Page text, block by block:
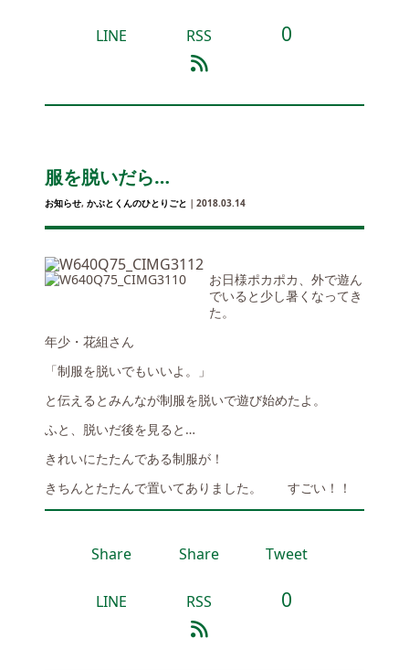
LINE RSS 0
服を脱いだら…
お知らせ, かぶとくんのひとりごと ｜2018.03.14
お日様ポカポカ、外で遊ん
でいると少し暑くなってき
た。
年少・花組さん
「制服を脱いでもいいよ。」
と伝えるとみんなが制服を脱いで遊び始めたよ。
ふと、脱いだ後を見ると…
きれいにたたんである制服が！
きちんとたたんで置いてありました。 すごい！！
Share Share Tweet
LINE RSS 0